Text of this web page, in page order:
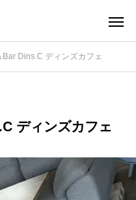
Dins.C ディンズカフェ
ディンズカフェ